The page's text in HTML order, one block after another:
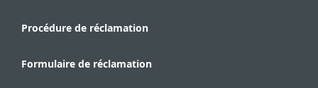
Procédure de réclamation
Formulaire de réclamation